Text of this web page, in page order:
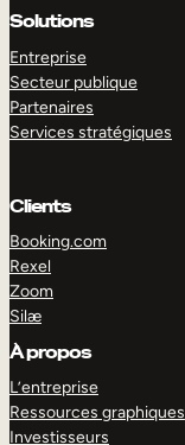
Solutions
Entreprise
Secteur publique
Partenaires
Services stratégiques
Clients
Booking.com
Rexel
Zoom
Silæ
À propos
L’entreprise
Ressources graphiques
Investisseurs